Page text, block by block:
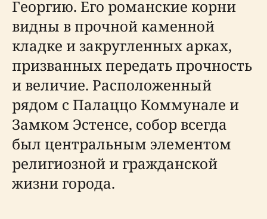
Георгию. Его романские корни
видны в прочной каменной
кладке и закругленных арках,
призванных передать прочность
и величие. Расположенный
рядом с Палаццо Коммунале и
Замком Эстенсе, собор всегда
был центральным элементом
религиозной и гражданской
жизни города.